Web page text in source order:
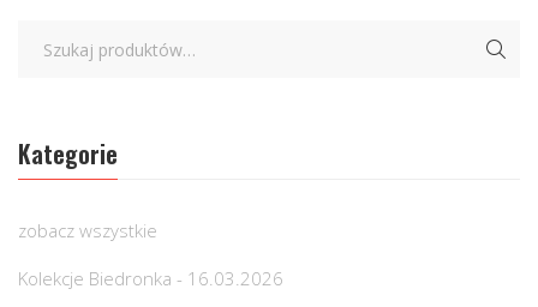
Kategorie
zobacz wszystkie
Kolekcje Biedronka - 16.03.2026